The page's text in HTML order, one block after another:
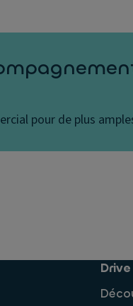
pour de plus